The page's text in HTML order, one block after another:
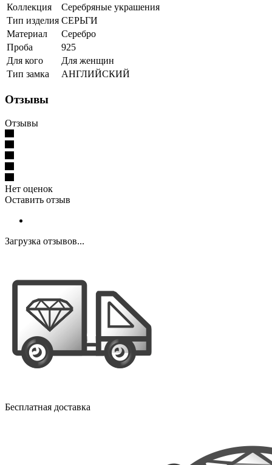
Коллекция
Серебряные украшения
Тип изделия СЕРЬГИ
Материал
Серебро
Проба
925
Для кого
Для женщин
Тип замка
АНГЛИЙСКИЙ
Отзывы
Отзывы
Нет оценок
Оставить отзыв
Загрузка отзывов...
Бесплатная доставка